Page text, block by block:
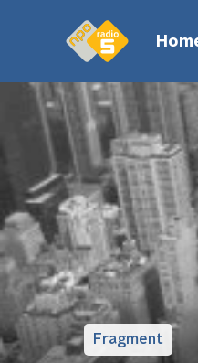
Fragment